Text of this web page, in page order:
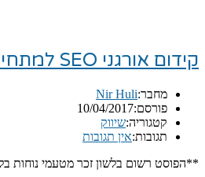
קידום אורגני SEO למתחילים
מחבר:Nir Huli
פורסם:10/04/2017
קטגוריה:שיווק
תגובות:אין תגובות
**הפוסט רשום בלשון זכר מטעמי נוחות